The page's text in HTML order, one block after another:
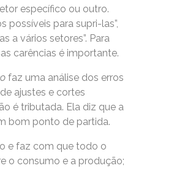
específico ou outro.
para supri-las”,
a vários setores”. Para
carências é importante.
faz uma análise dos erros
ajustes e cortes
é tributada. Ela diz que a
bom ponto de partida.
e faz com que todo o
o consumo e a produção;